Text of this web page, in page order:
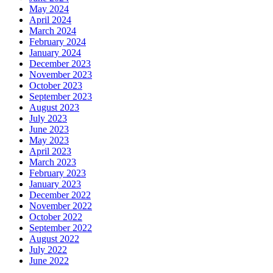
May 2024
April 2024
March 2024
February 2024
January 2024
December 2023
November 2023
October 2023
September 2023
August 2023
July 2023
June 2023
May 2023
April 2023
March 2023
February 2023
January 2023
December 2022
November 2022
October 2022
September 2022
August 2022
July 2022
June 2022